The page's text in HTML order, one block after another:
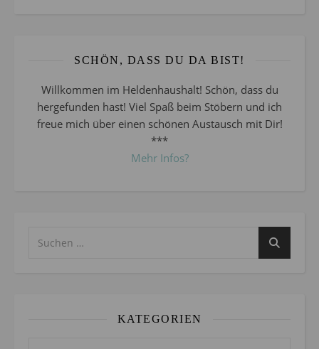
SCHÖN, DASS DU DA BIST!
Willkommen im Heldenhaushalt! Schön, dass du
hergefunden hast! Viel Spaß beim Stöbern und ich
freue mich über einen schönen Austausch mit Dir!
***
Mehr Infos?
KATEGORIEN